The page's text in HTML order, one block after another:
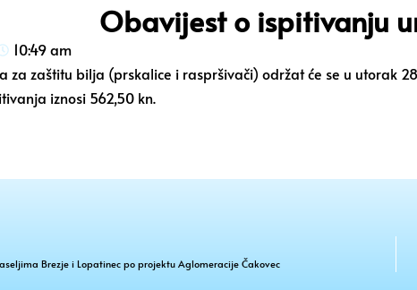
Obavijest o ispitivanju
10:49 am
za zaštitu bilja (prskalice i raspršivači) održat će se u utorak
iznosi 562,50 kn.
Brezje i Lopatinec po projektu Aglomeracije Čakovec